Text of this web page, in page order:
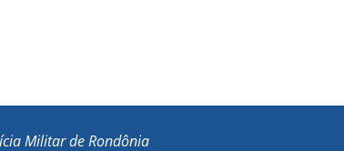
Militar de Rondônia